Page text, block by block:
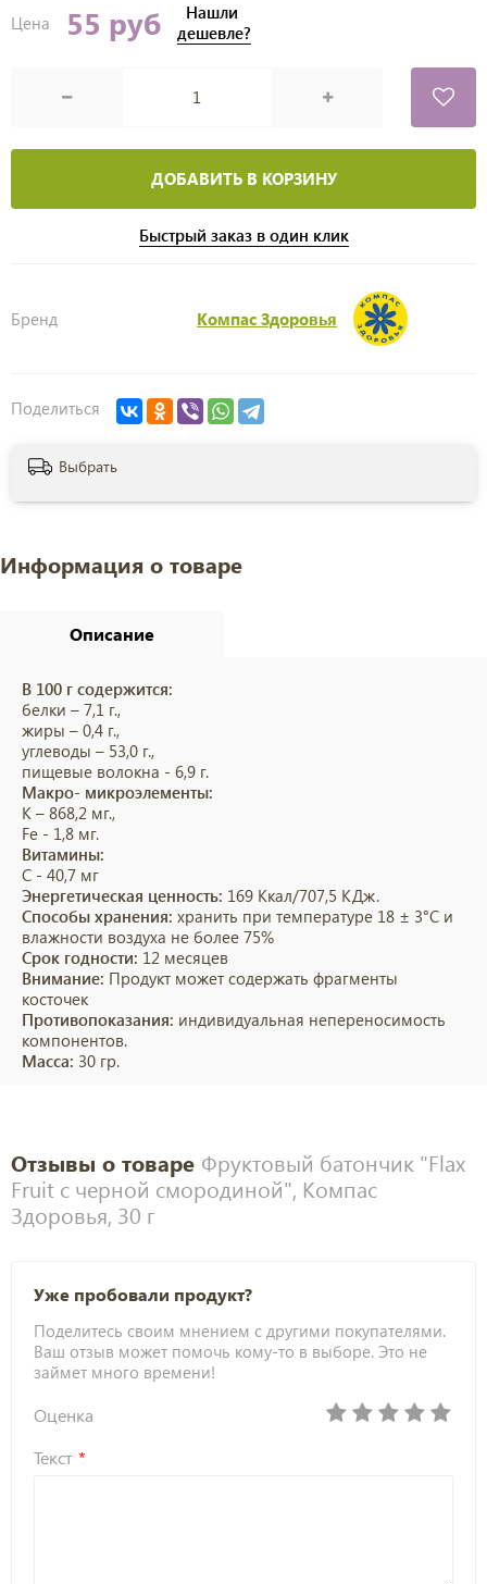
Цена 55 руб
Нашли
дешевле?
ДОБАВИТЬ В КОРЗИНУ
Быстрый заказ в один клик
Бренд Компас Здоровья
Поделиться
Выбрать
Информация о товаре
Описание
В 100 г содержится:
белки – 7,1 г.,
жиры – 0,4 г.,
углеводы – 53,0 г.,
пищевые волокна - 6,9 г.
Макро- микроэлементы:
К – 868,2 мг.,
Fe - 1,8 мг.
Витамины:
C - 40,7 мг
Энергетическая ценность: 169 Ккал/707,5 КДж.
Способы хранения: хранить при температуре 18 ± 3°С и
влажности воздуха не более 75%
Срок годности: 12 месяцев
Внимание: Продукт может содержать фрагменты
косточек
Противопоказания: индивидуальная непереносимость
компонентов.
Масса: 30 гр.
Отзывы о товаре Фруктовый батончик "Flax
Fruit с черной смородиной", Компас
Здоровья, 30 г
Уже пробовали продукт?
Поделитесь своим мнением с другими покупателями.
Ваш отзыв может помочь кому-то в выборе. Это не
займет много времени!
Оценка
Текст